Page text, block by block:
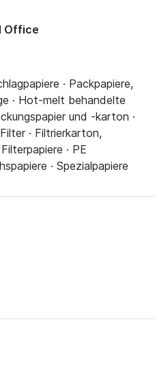
Office
· Packpapiere,
· Hot-melt behandelte
und -karton ·
· Filtrierkarton,
· PE
· Spezialpapiere